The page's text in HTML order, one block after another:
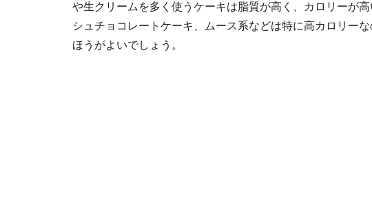
や生クリームを多く使うケーキは脂質が高く、カロリーが
シュチョコレートケーキ、ムース系などは特に高カロリー
ほうがよいでしょう。